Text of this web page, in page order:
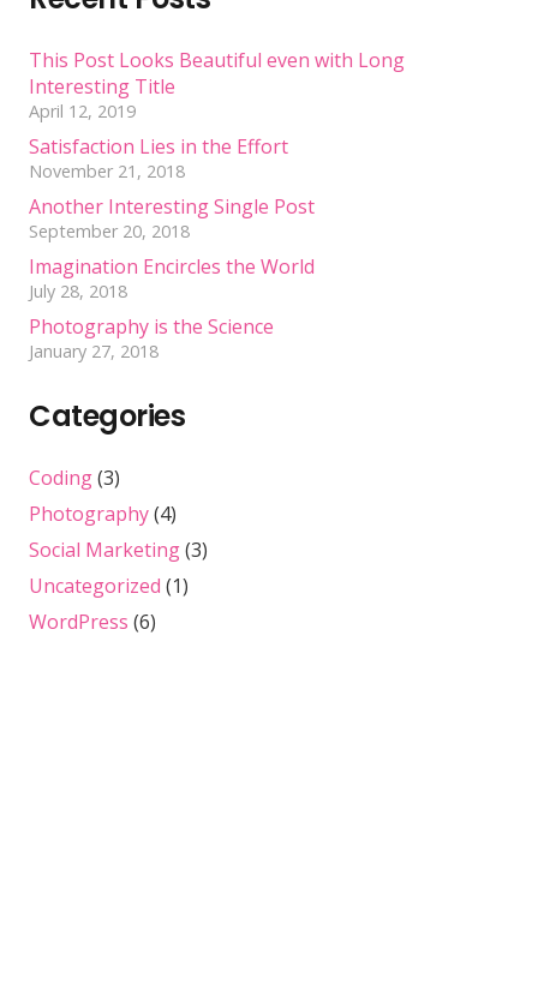
This Post Looks Beautiful even with Long
Interesting Title
April 12, 2019
Satisfaction Lies in the Effort
November 21, 2018
Another Interesting Single Post
September 20, 2018
Imagination Encircles the World
July 28, 2018
Photography is the Science
January 27, 2018
Categories
Coding(3)
Photography(4)
Social Marketing(3)
Uncategorized (1)
WordPress (6)